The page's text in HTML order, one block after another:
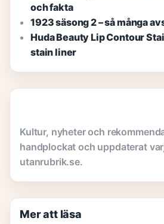
och fakta
1923 säsong 2 – så många
Huda Beauty Lip Contour
stain liner
Kultur, nyheter och
handplockat och uppdaterat
utanrubrik.se.
Mer att läsa